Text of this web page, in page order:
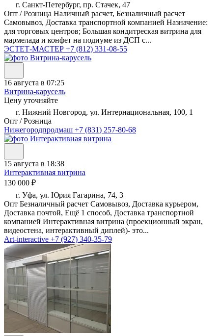
г. Санкт-Петербург, пр. Стачек, 47
Опт / Розница Наличный расчет, Безналичный расчет
Самовывоз, Доставка транспортной компанией Назначение:
для торговых центров; Большая кондитреская витрина для
мармелада и конфет на подиуме из ДСП с...
ЭСТЕТ-МАСТЕР +7 (812) 331-08-55
16 августа в 07:25
Витрина-карусель
Цену уточняйте
г. Нижний Новгород, ул. Интернациональная, 100, 1
Опт / Розница
Нижегородпродмаш +7 (831) 257-80-68
15 августа в 18:38
Интерактивная витрина
130 000 ₽
г. Уфа, ул. Юрия Гагарина, 74, 3
Опт Безналичный расчет Самовывоз, Доставка курьером,
Доставка почтой, Ещё 1 способ, Доставка транспортной
компанией Интерактивная витрина (проекционный экран,
видеостена, интерактивный диплей)- это...
Art-interactive +7 (927) 340-35-79